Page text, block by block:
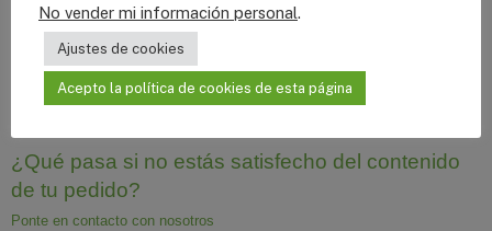
¿Qué pasa si no estás satisfecho del contenido
de tu pedido?
Ponte en contacto con nosotros
No vender mi información personal.
Ajustes de cookies
Acepto la política de cookies de esta página